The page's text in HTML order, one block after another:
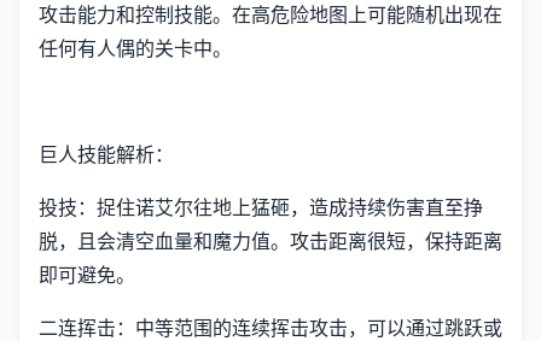
攻击能力和控制技能。在高危险地图上可能随机出现在
任何有人偶的关卡中。
巨人技能解析：
投技：捉住诺艾尔往地上猛砸，造成持续伤害直至挣
脱，且会清空血量和魔力值。攻击距离很短，保持距离
即可避免。
二连挥击：中等范围的连续挥击攻击，可以通过跳跃或